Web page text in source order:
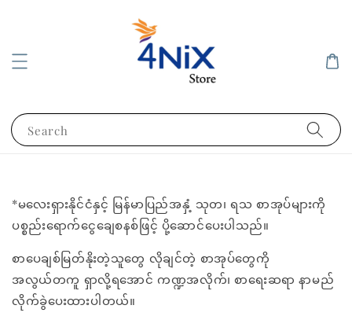
Search
*မလေးရှားနိုင်ငံနှင့် မြန်မာပြည်အနှံ့ သုတ၊ ရသ စာအုပ်များကို
ပစ္စည်းရောက်ငွေချေစနစ်ဖြင့် ပို့ဆောင်ပေးပါသည်။
စာပေချစ်မြတ်နိုးတဲ့သူတွေ လိုချင်တဲ့ စာအုပ်တွေကို
အလွယ်တကူ ရှာလို့ရအောင် ကဏ္ဍအလိုက်၊ စာရေးဆရာ နာမည်
လိုက်ခွဲပေးထားပါတယ်။